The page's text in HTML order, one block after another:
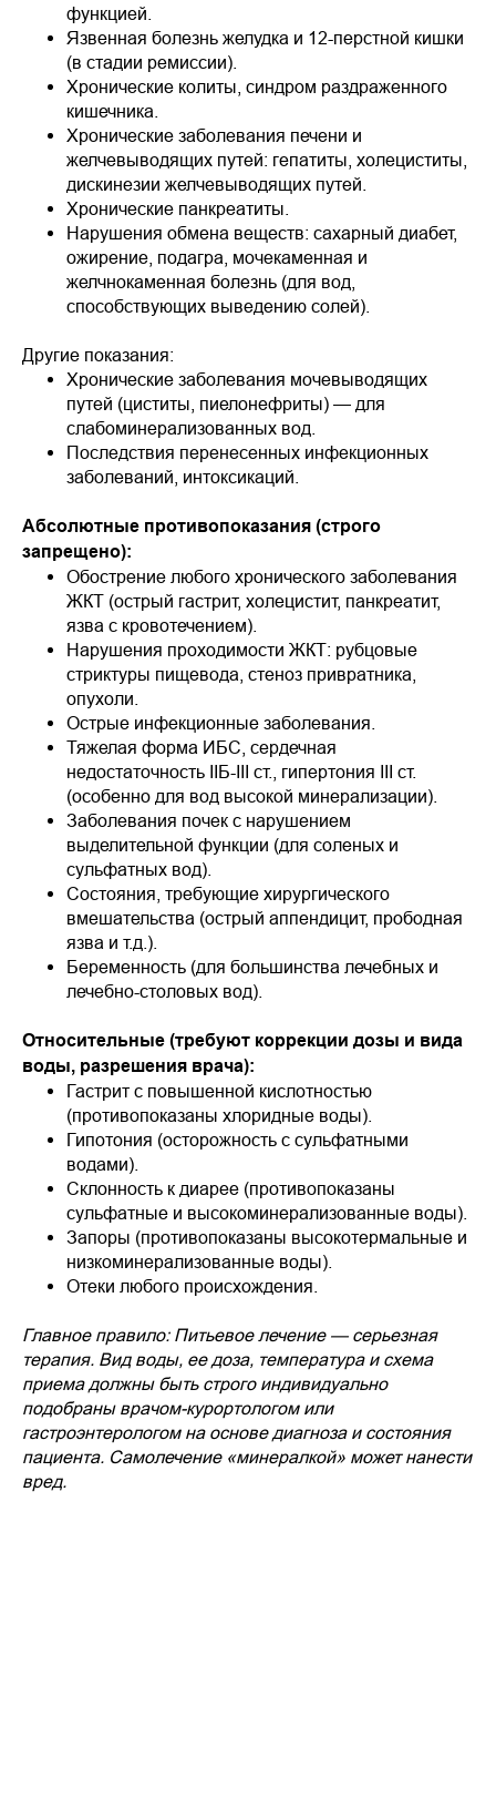
функцией.
Язвенная болезнь желудка и 12-перстной кишки
(в стадии ремиссии).
Хронические колиты, синдром раздраженного
кишечника.
Хронические заболевания печени и
желчевыводящих путей: гепатиты, холециститы,
дискинезии желчевыводящих путей.
Хронические панкреатиты.
Нарушения обмена веществ: сахарный диабет,
ожирение, подагра, мочекаменная и
желчнокаменная болезнь (для вод,
способствующих выведению солей).
Другие показания:
Хронические заболевания мочевыводящих
путей (циститы, пиелонефриты) — для
слабоминерализованных вод.
Последствия перенесенных инфекционных
заболеваний, интоксикаций.
Абсолютные противопоказания (строго
запрещено):
Обострение любого хронического заболевания
ЖКТ (острый гастрит, холецистит, панкреатит,
язва с кровотечением).
Нарушения проходимости ЖКТ: рубцовые
стриктуры пищевода, стеноз привратника,
опухоли.
Острые инфекционные заболевания.
Тяжелая форма ИБС, сердечная
недостаточность IIБ-III ст., гипертония III ст.
(особенно для вод высокой минерализации).
Заболевания почек с нарушением
выделительной функции (для соленых и
сульфатных вод).
Состояния, требующие хирургического
вмешательства (острый аппендицит, прободная
язва и т.д.).
Беременность (для большинства лечебных и
лечебно-столовых вод).
Относительные (требуют коррекции дозы и вида
воды, разрешения врача):
Гастрит с повышенной кислотностью
(противопоказаны хлоридные воды).
Гипотония (осторожность с сульфатными
водами).
Склонность к диарее (противопоказаны
сульфатные и высокоминерализованные воды).
Запоры (противопоказаны высокотермальные и
низкоминерализованные воды).
Отеки любого происхождения.
Главное правило: Питьевое лечение — серьезная
терапия. Вид воды, ее доза, температура и схема
приема должны быть строго индивидуально
подобраны врачом-курортологом или
гастроэнтерологом на основе диагноза и состояния
пациента. Самолечение «минералкой» может нанести
вред.